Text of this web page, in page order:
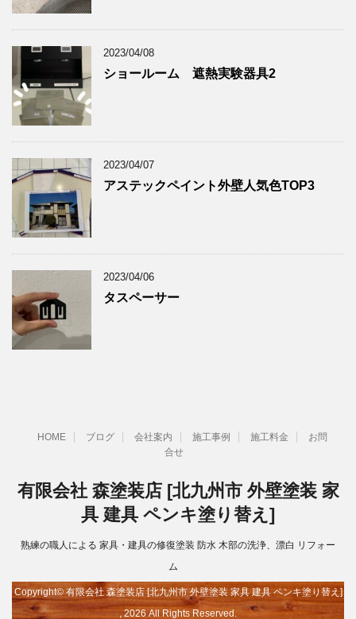
2023/04/08
ショールーム 遮熱実験器具2
2023/04/07
アステックペイント外壁人気色TOP3
2023/04/06
タスペーサー
HOME ブログ 会社案内 施工事例 施工料金
お問
合せ
有限会社 森塗装店 [北九州市 外壁塗装 家
具 建具 ペンキ塗り替え]
熟練の職人による 家具・建具の修復塗装 防水 木部の洗浄、漂白 リフォー
ム
Copyright© 有限会社 森塗装店 [北九州市 外壁塗装 家具 建具 ペンキ塗り替え]
, 2026 All Rights Reserved.